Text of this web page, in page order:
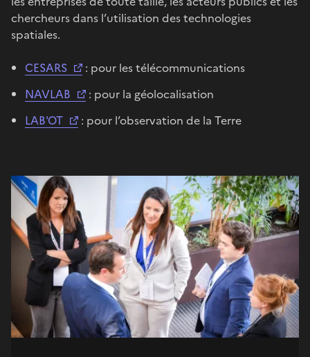
chercheurs dans l’utilisation des technologies
spatiales.
CESARS
: pour les télécommunications
NAVLAB
: pour la géolocalisation
LAB'OT
: pour l’observation de la Terre